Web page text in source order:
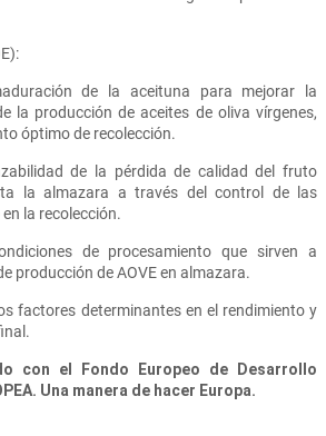
de la aceituna para mejorar la
la producción de aceites de oliva vírgenes,
óptimo de recolección.
de la pérdida de calidad del fruto
la almazara a través del control de las
la recolección.
de procesamiento que sirven a
producción de AOVE en almazara.
factores determinantes en el rendimiento y
con el Fondo Europeo de Desarrollo
Una manera de hacer Europa.